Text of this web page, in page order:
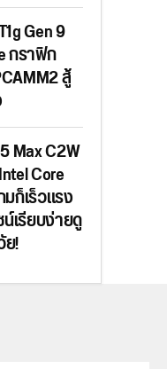
Gen 9
กราฟิก
สู้
Max C2W
Core
มก็เร็วแรง
เรียบง่ายดู
!